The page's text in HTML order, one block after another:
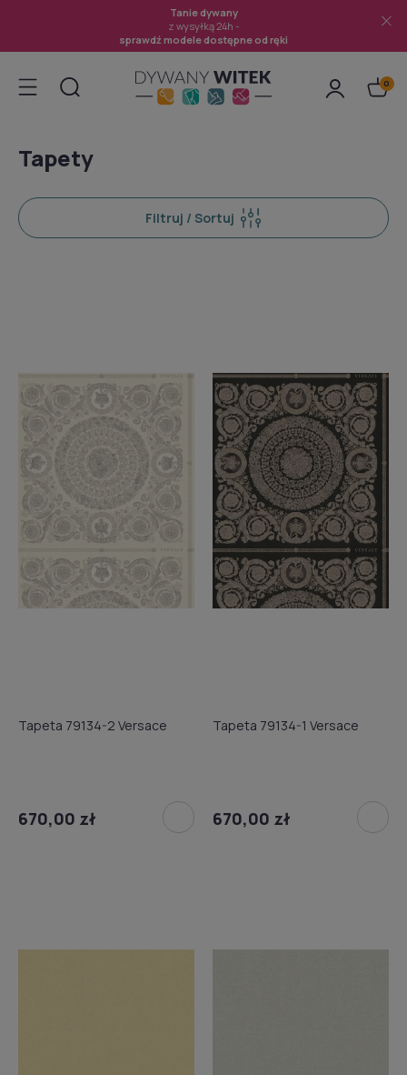
Tanie dywany
z wysyłką 24h -
sprawdź modele dostępne od ręki
Tapety
Filtruj / Sortuj
Tapeta 79134-2 Versace
670,00 zł
Tapeta 79134-1 Versace
670,00 zł